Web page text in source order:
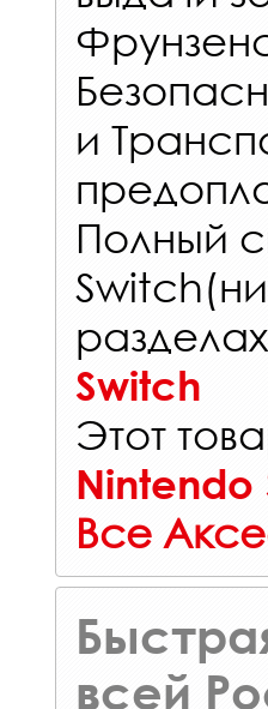
и
Полный
Switch
Этот
Nintendo
Все
всей